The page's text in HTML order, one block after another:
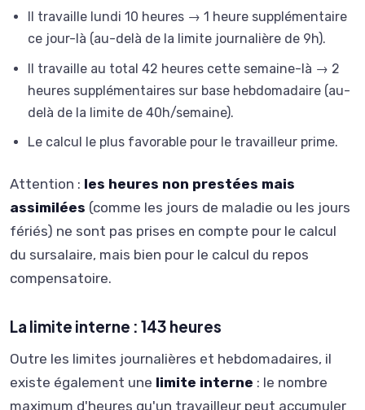
Il travaille lundi 10 heures → 1 heure supplémentaire
ce jour-là (au-delà de la limite journalière de 9h).
Il travaille au total 42 heures cette semaine-là → 2
heures supplémentaires sur base hebdomadaire (au-
delà de la limite de 40h/semaine).
Le calcul le plus favorable pour le travailleur prime.
Attention : les heures non prestées mais
assimilées (comme les jours de maladie ou les jours
fériés) ne sont pas prises en compte pour le calcul
du sursalaire, mais bien pour le calcul du repos
compensatoire.
La limite interne : 143 heures
Outre les limites journalières et hebdomadaires, il
existe également une limite interne : le nombre
maximum d'heures qu'un travailleur peut accumuler